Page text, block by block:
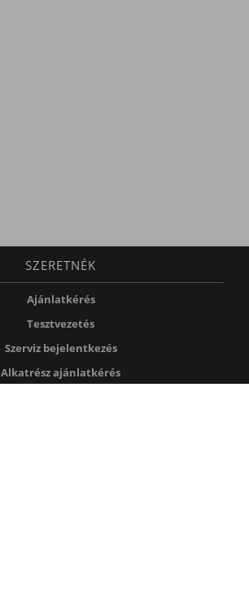
SZERETNÉK
Ajánlatkérés
Tesztvezetés
Szerviz bejelentkezés
Alkatrész ajánlatkérés